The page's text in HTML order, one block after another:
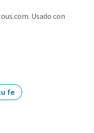
Usado con
fe